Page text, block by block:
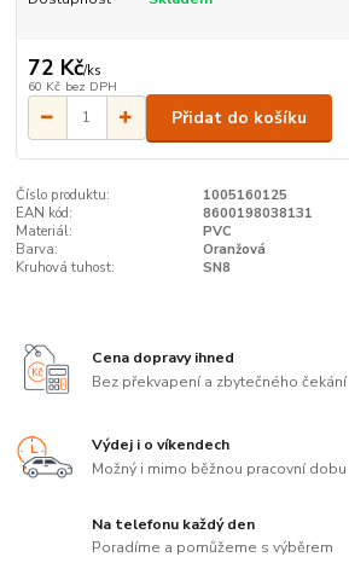
72 Kč/ks
60 Kč bez DPH
Přidat do košíku
Číslo produktu:
1005160125
EAN kód:
8600198038131
Materiál:
PVC
Barva:
Oranžová
Kruhová tuhost:
SN8
Cena dopravy ihned
Bez překvapení a zbytečného čekání
Výdej i o víkendech
Možný i mimo běžnou pracovní dobu
Na telefonu každý den
Poradíme a pomůžeme s výběrem